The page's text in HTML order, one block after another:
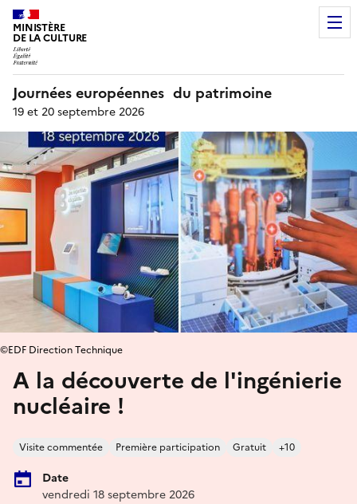
MINISTÈRE
DE LA CULTURE
Journées européennes du patrimoine
19 et 20 septembre 2026
A la découverte de l'ingénierie
nucléaire !
Visite commentée Première participation Gratuit +10
Date
vendredi 18 septembre 2026
©EDF Direction Technique